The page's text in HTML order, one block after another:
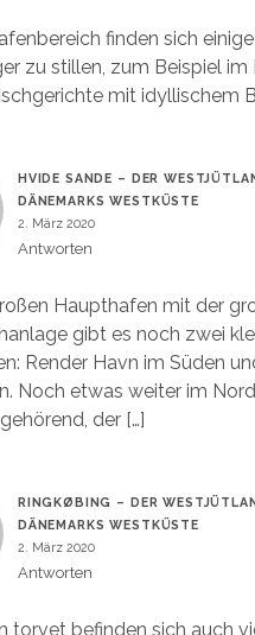
finden sich
zu stillen, zum Beispiel im
mit idyllischem
HVIDE SANDE – DER
DÄNEMARKS WESTKÜSTE
2. März 2020
Antworten
Haupthafen mit der
gibt es noch zwei
Render Havn im Süden
Noch etwas weiter im
der […]
RINGKØBING – DER
DÄNEMARKS WESTKÜSTE
2. März 2020
Antworten
torvet befinden sich auch